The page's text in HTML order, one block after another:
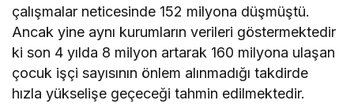
çalışmalar neticesinde 152 milyona düşmüştü.
Ancak yine aynı kurumların verileri göstermektedir
ki son 4 yılda 8 milyon artarak 160 milyona ulaşan
çocuk işçi sayısının önlem alınmadığı takdirde
hızla yükselişe geçeceği tahmin edilmektedir.